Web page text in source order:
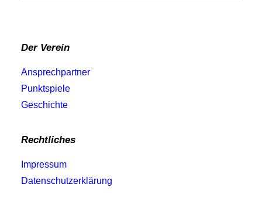
Der Verein
Ansprechpartner
Punktspiele
Geschichte
Rechtliches
Impressum
Datenschutzerklärung